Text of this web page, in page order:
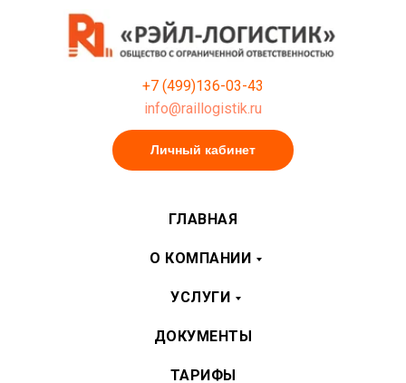
+7 (499)136-03-43
info@raillogistik.ru
Личный кабинет
ГЛАВНАЯ
О КОМПАНИИ
УСЛУГИ
ДОКУМЕНТЫ
ТАРИФЫ